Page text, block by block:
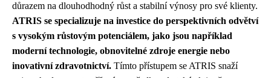
důrazem na dlouhodhodný růst a stabilní výnosy pro své klienty.
ATRIS se specializuje na investice do perspektivních odvětví
s vysokým růstovým potenciálem, jako jsou například
moderní technologie, obnovitelné zdroje energie nebo
inovativní zdravotnictví. Tímto přístupem se ATRIS snaží